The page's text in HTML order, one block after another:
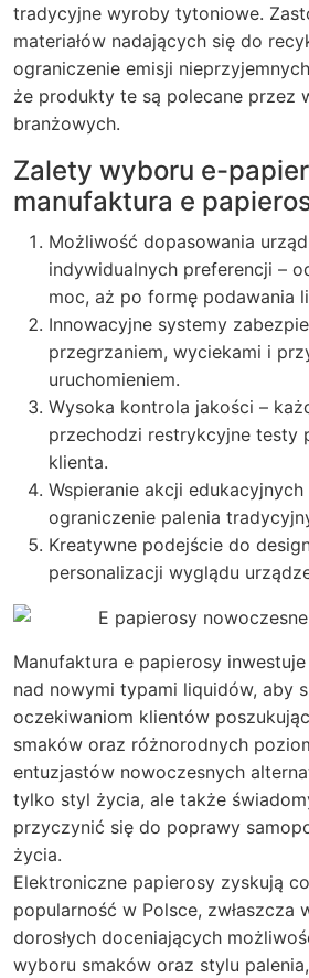
tradycyjne wyroby tytoniowe.
materiałów nadających się do
ograniczenie emisji
że produkty te są polecane przez
branżowych.
Zalety wyboru e-
manufaktura e
Możliwość dopasowania
indywidualnych preferencji –
moc, aż po formę podawania
Innowacyjne systemy
przegrzaniem, wyciekami i
uruchomieniem.
Wysoka kontrola jakości –
przechodzi restrykcyjne testy
klienta.
Wspieranie akcji
ograniczenie palenia
Kreatywne podejście do
personalizacji wyglądu
Manufaktura e papierosy
nad nowymi typami liquidów, aby
oczekiwaniom klientów
smaków oraz różnorodnych
entuzjastów nowoczesnych
tylko styl życia, ale także
przyczynić się do poprawy
życia.
Elektroniczne papierosy zyskują
popularność w Polsce, zwłaszcza
dorosłych doceniających
wyboru smaków oraz stylu